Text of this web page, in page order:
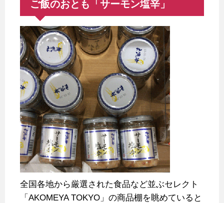
ご飯のおとも「サーモン塩辛」
全国各地から厳選された食品など並ぶセレクト
「AKOMEYA TOKYO」の商品棚を眺めていると